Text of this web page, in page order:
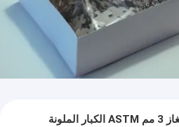
500 قطعة DIY بانوراما الألغاز 3 مم ASTM الكبار الملونة